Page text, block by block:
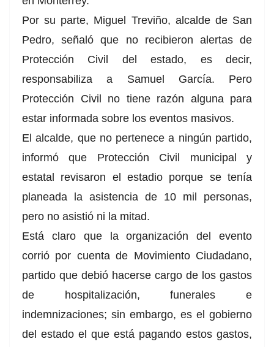
Por su parte, Miguel Treviño, alcalde de San
Pedro, señaló que no recibieron alertas de
Protección Civil del estado, es decir,
responsabiliza a Samuel García. Pero
Protección Civil no tiene razón alguna para
estar informada sobre los eventos masivos.
El alcalde, que no pertenece a ningún partido,
informó que Protección Civil municipal y
estatal revisaron el estadio porque se tenía
planeada la asistencia de 10 mil personas,
pero no asistió ni la mitad.
Está claro que la organización del evento
corrió por cuenta de Movimiento Ciudadano,
partido que debió hacerse cargo de los gastos
de hospitalización, funerales e
indemnizaciones; sin embargo, es el gobierno
del estado el que está pagando estos gastos,